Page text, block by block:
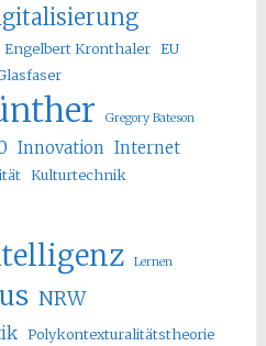
Engelbert Kronthaler EU
Gregory Bateson
Innovation Internet
Kulturtechnik
Lernen
NRW
Polykontexturalitätstheorie